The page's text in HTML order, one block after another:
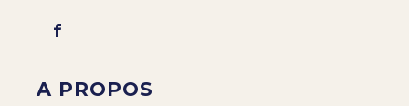
A PROPOS